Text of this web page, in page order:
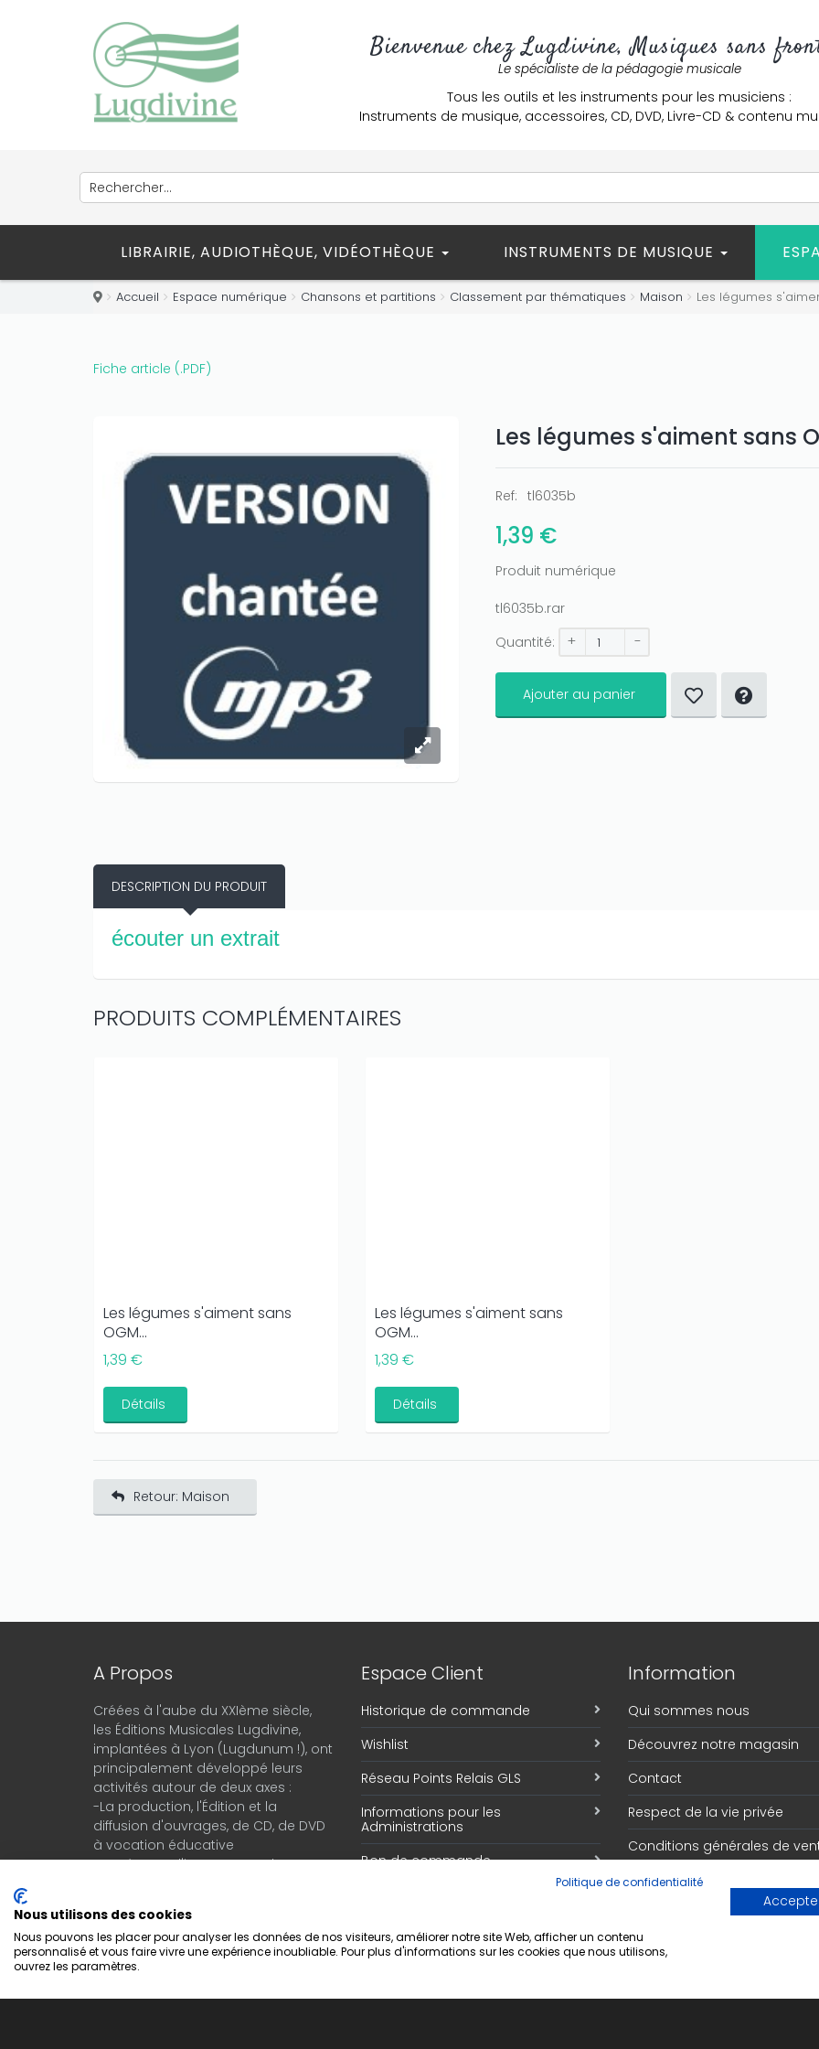
Bienvenue chez Lugdivine, Musiques sans
Le spécialiste de la pédagogie musicale
Tous les outils et les instruments pour les musiciens :
Instruments de musique, accessoires, CD, DVD, Livre-CD & contenu
LIBRAIRIE, AUDIOTHÈQUE, VIDÉOTHÈQUE INSTRUMENTS DE MUSIQUE
Accueil Espace numérique Chansons et partitions Classement par thématiques Maison Les légumes
Fiche article (.PDF)
Les légumes s'aiment sans
Ref: tl6035b
1,39 €
Produit numérique
tl6035b.rar
Quantité:
+ -
Ajouter au panier
DESCRIPTION DU PRODUIT
écouter un extrait
PRODUITS COMPLÉMENTAIRES
Les légumes s'aiment sans
OGM...
1,39 €
Détails
Les légumes s'aiment sans
OGM...
1,39 €
Détails
Retour: Maison
A Propos
Créées à l'aube du XXIème siècle,
les Éditions Musicales Lugdivine,
implantées à Lyon (Lugdunum !), ont
principalement développé leurs
activités autour de deux axes :
-La production, l'Édition et la
diffusion d'ouvrages, de CD, de DVD
à vocation éducative
-Le négoce d'instruments de
want to win a huge amount on your
Espace Client
Historique de commande
Wishlist
Réseau Points Relais GLS
Informations pour les
Administrations
Bon de commande
Information
Qui sommes nous
Découvrez notre magasin
Contact
Respect de la vie privée
Conditions générales de
Politique de confidentialité
Nous utilisons des cookies
Nous pouvons les placer pour analyser les données de nos visiteurs, améliorer notre site Web, afficher un contenu
personnalisé et vous faire vivre une expérience inoubliable. Pour plus d'informations sur les cookies que nous utilisons,
ouvrez les paramètres.